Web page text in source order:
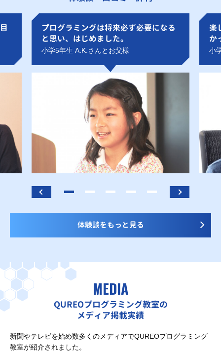
プログラミングは将来必ず必要になる
と思い、はじめました。
小学5年生 A.K.さんとお父様
楽
か
小
体験談をもっと見る
MEDIA
QUREOプログラミング教室の
メディア掲載実績
新聞やテレビを始め数多くのメディアでQUREOプログラミング
教室が紹介されました。